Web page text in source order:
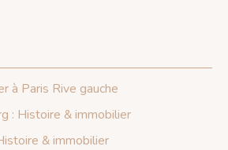
à Paris Rive gauche
: Histoire & immobilier
& immobilier